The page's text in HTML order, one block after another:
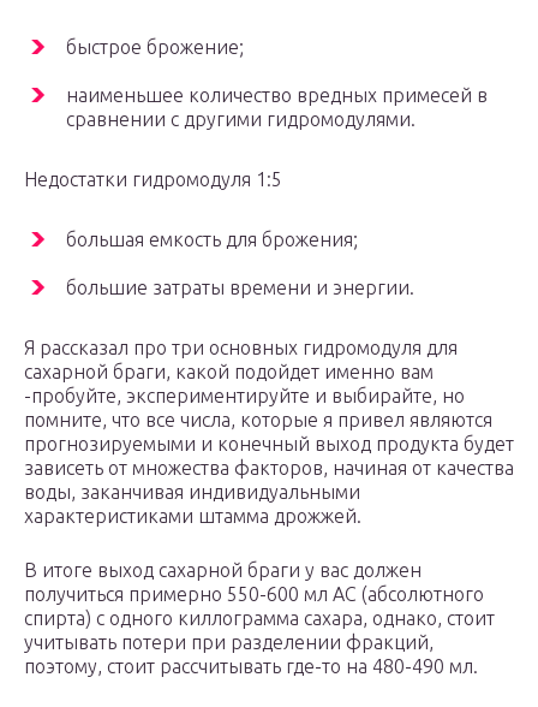
быстрое брожение;
наименьшее количество вредных примесей в
сравнении с другими гидромодулями.
Недостатки гидромодуля 1:5
большая емкость для брожения;
большие затраты времени и энергии.
Я рассказал про три основных гидромодуля для
сахарной браги, какой подойдет именно вам
-пробуйте, экспериментируйте и выбирайте, но
помните, что все числа, которые я привел являются
прогнозируемыми и конечный выход продукта будет
зависеть от множества факторов, начиная от качества
воды, заканчивая индивидуальными
характеристиками штамма дрожжей.
В итоге выход сахарной браги у вас должен
получиться примерно 550-600 мл АС (абсолютного
спирта) с одного киллограмма сахара, однако, стоит
учитывать потери при разделении фракций,
поэтому, стоит рассчитывать где-то на 480-490 мл.